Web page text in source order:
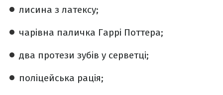
лисина з латексу;
чарівна паличка Гаррі Поттера;
два протези зубів у серветці;
поліцейська рація;